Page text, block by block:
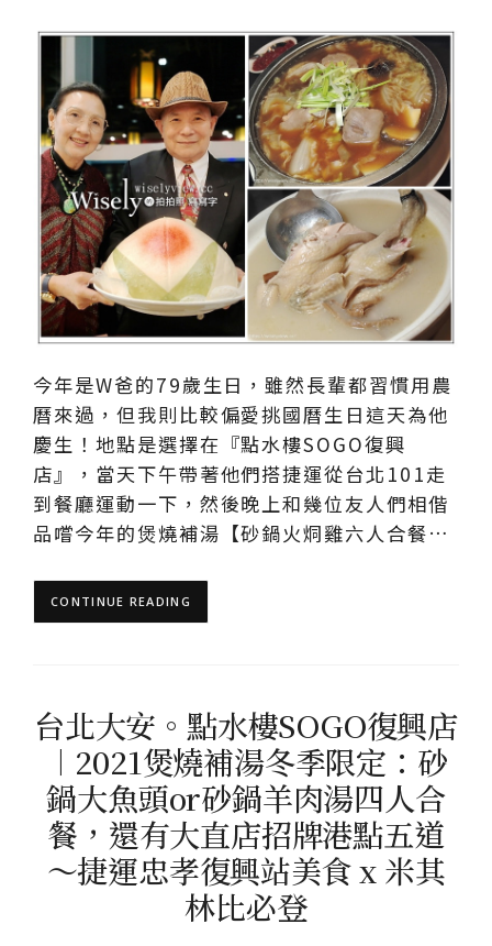
今年是W爸的79歲生日，雖然長輩都習慣用農
曆來過，但我則比較偏愛挑國曆生日這天為他
慶生！地點是選擇在『點水樓SOGO復興
店』，當天下午帶著他們搭捷運從台北101走
到餐廳運動一下，然後晚上和幾位友人們相偕
品嚐今年的煲燒補湯【砂鍋火烔雞六人合餐…
CONTINUE READING
台北大安。點水樓SOGO復興店
︱2021煲燒補湯冬季限定：砂
鍋大魚頭or砂鍋羊肉湯四人合
餐，還有大直店招牌港點五道
～捷運忠孝復興站美食 x 米其
林比必登